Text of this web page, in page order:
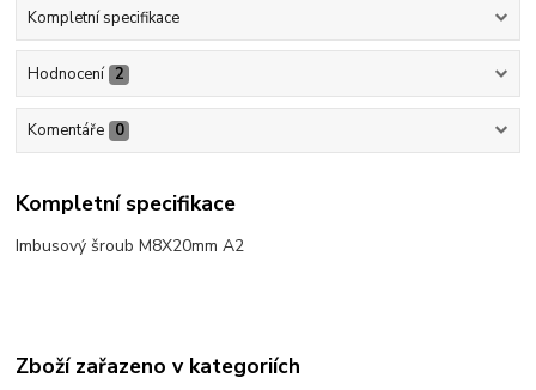
Kompletní specifikace
Hodnocení 2
Komentáře 0
Kompletní specifikace
Imbusový šroub M8X20mm A2
Zboží zařazeno v kategoriích